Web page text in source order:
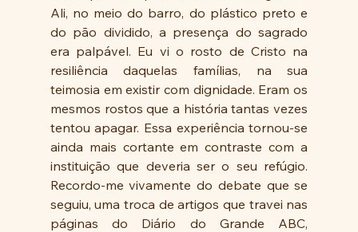
Ali, no meio do barro, do plástico preto e
do pão dividido, a presença do sagrado
era palpável. Eu vi o rosto de Cristo na
resiliência daquelas famílias, na sua
teimosia em existir com dignidade. Eram os
mesmos rostos que a história tantas vezes
tentou apagar. Essa experiência tornou-se
ainda mais cortante em contraste com a
instituição que deveria ser o seu refúgio.
Recordo-me vivamente do debate que se
seguiu, uma troca de artigos que travei nas
páginas do Diário do Grande ABC,